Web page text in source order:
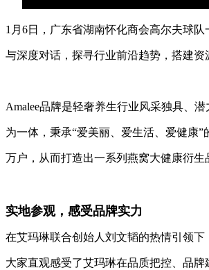
1月6日，广东省湖南怀化商会高尔夫球
与深度对话，探寻行业前沿趋势，搭建资
Amalee品牌是轻奢养生行业风采独具、
为一体，秉承“爱美丽、爱生活、爱健康
万户，从而打造出一系列燕窝大健康衍生
实地参观，感受品牌实力
在艾玛琳联合创始人刘文韬的热情引领
大家直观感受了艾玛琳在品质把控、品